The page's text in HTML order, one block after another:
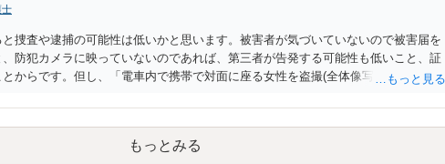
士
捜査や逮捕の可能性は低いかと思います。被害者が気づいていないので被害届を
防犯カメラに映っていないのであれば、第三者が告発する可能性も低いこと、証
からです。但し、「電車内で携帯で対面に座る女性を盗撮(全体像写真1枚と5秒程
影罪の被疑事実で逮捕勾留されるケースが私の弁護経験では多くなった印象です
し各都道府県の迷惑防止条例違反になることもあります）。2度としないことを
もっとみる